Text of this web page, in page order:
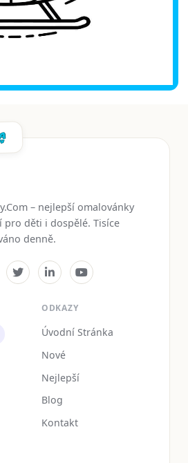
– nejlepší omalovánky
pro děti i dospělé. Tisíce
denně.
ODKAZY
Úvodní Stránka
Nové
Nejlepší
Blog
Kontakt